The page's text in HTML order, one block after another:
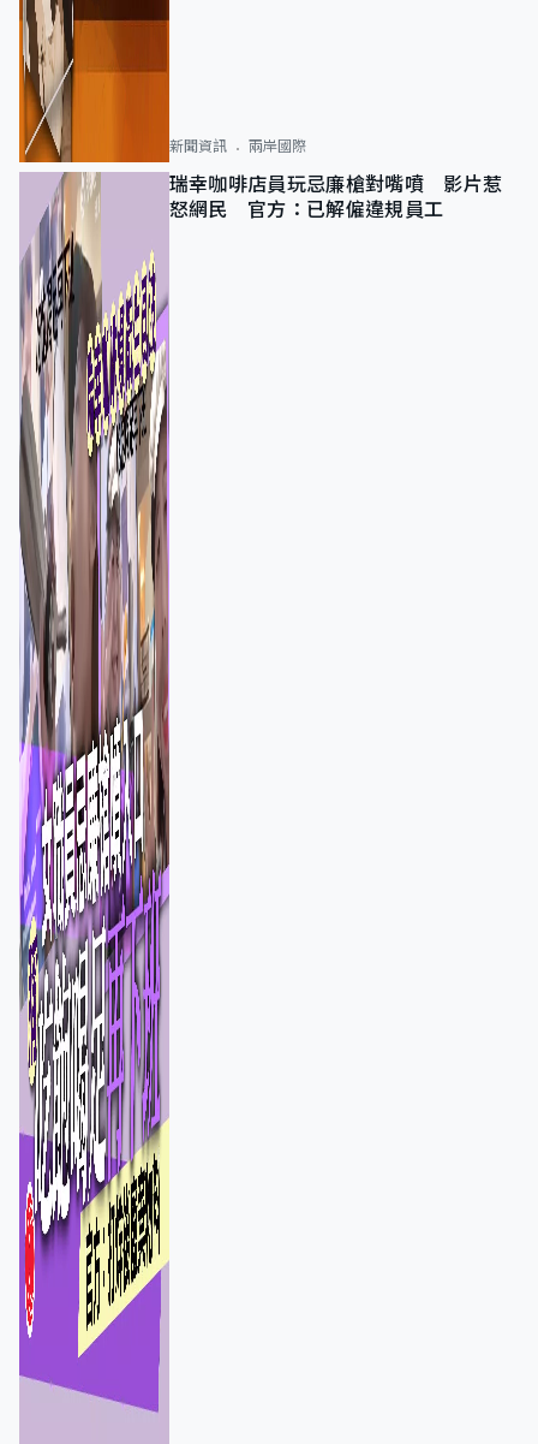
新聞資訊 兩岸國際
瑞幸咖啡店員玩忌廉槍對嘴噴 影片惹
怒網民 官方：已解僱違規員工